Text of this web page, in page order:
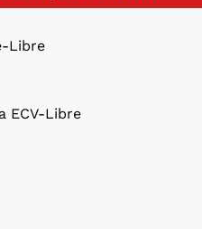
Libre
ECV-Libre